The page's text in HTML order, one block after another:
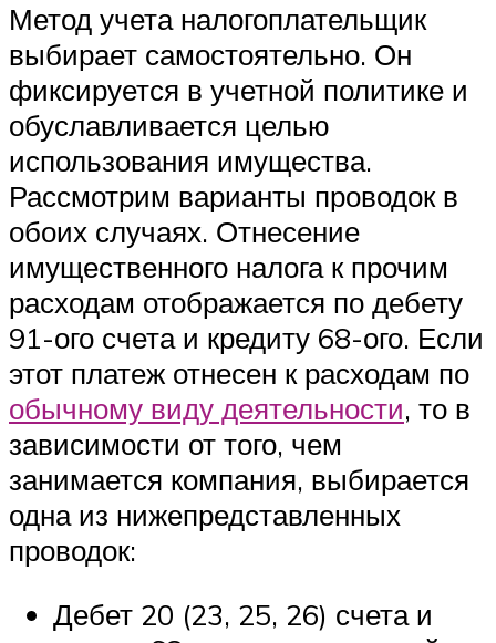
Метод учета налогоплательщик
выбирает самостоятельно. Он
фиксируется в учетной политике и
обуславливается целью
использования имущества.
Рассмотрим варианты проводок в
обоих случаях. Отнесение
имущественного налога к прочим
расходам отображается по дебету
91-ого счета и кредиту 68-ого. Если
этот платеж отнесен к расходам по
обычному виду деятельности, то в
зависимости от того, чем
занимается компания, выбирается
одна из нижепредставленных
проводок:
Дебет 20 (23, 25, 26) счета и